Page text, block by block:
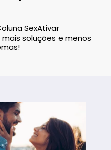
SexAtivar
soluções e menos